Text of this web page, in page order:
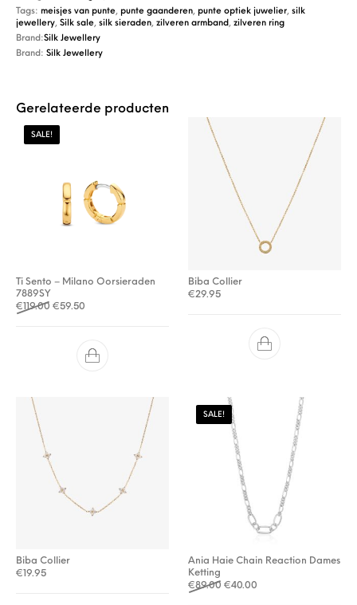
Tags: meisjes van punte, punte gaanderen, punte optiek juwelier,silk
jewellery,Silk sale,silk sieraden,zilveren armband,zilveren ring
Brand:Silk Jewellery
Brand:Silk Jewellery
Gerelateerde producten
SALE!
Ti Sento – Milano Oorsieraden
7889SY
€119.00 Oorspronkelijke prijs was: €119.00.
€59.50
Biba Collier
€29.95
Biba Collier
€ 19.95
SALE!
Ania Haie Chain Reaction Dames
Ketting
€89.00 Oorspronkelijke prijs was:
€40.00